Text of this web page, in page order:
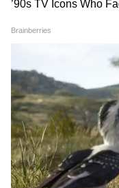
कौन-सी खाद डाली?
एक भी रुपया खर्च किए बिना
पौधों का लिक्विड गोल्ड,
खली के साथ मिलाएं ये